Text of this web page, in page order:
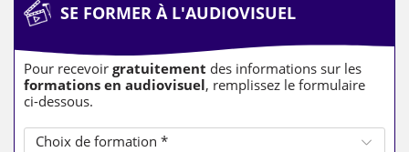
SE FORMER À L'AUDIOVISUEL
Pour recevoir gratuitement des informations sur les
formations en audiovisuel, remplissez le formulaire
ci-dessous.
Choix de formation *